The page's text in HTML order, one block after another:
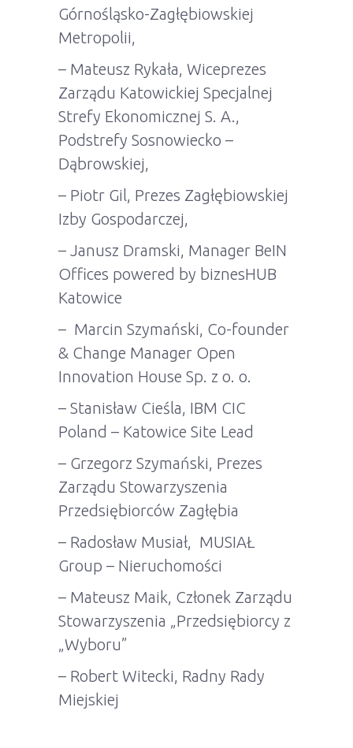
Górnośląsko-Zagłębiowskiej
Metropolii,
– Mateusz Rykała, Wiceprezes
Zarządu Katowickiej Specjalnej
Strefy Ekonomicznej S. A.,
Podstrefy Sosnowiecko –
Dąbrowskiej,
– Piotr Gil, Prezes Zagłębiowskiej
Izby Gospodarczej,
– Janusz Dramski, Manager BeIN
Offices powered by biznesHUB
Katowice
– Marcin Szymański, Co-founder
& Change Manager Open
Innovation House Sp. z o. o.
– Stanisław Cieśla, IBM CIC
Poland – Katowice Site Lead
– Grzegorz Szymański, Prezes
Zarządu Stowarzyszenia
Przedsiębiorców Zagłębia
– Radosław Musiał, MUSIAŁ
Group – Nieruchomości
– Mateusz Maik, Członek Zarządu
Stowarzyszenia „Przedsiębiorcy z
„Wyboru”
– Robert Witecki, Radny Rady
Miejskiej